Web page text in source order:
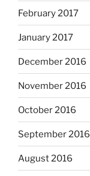
February 2017
January 2017
December 2016
November 2016
October 2016
September 2016
August 2016